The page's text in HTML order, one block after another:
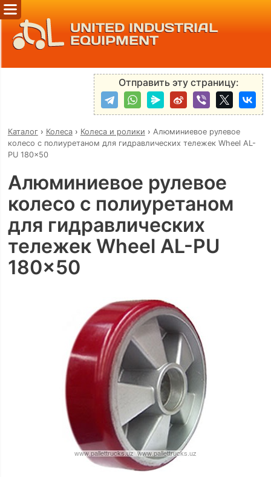
UNITED INDUSTRIAL
EQUIPMENT
Отправить эту страницу:
Каталог› Колеса› Колеса и ролики › Алюминиевое рулевое
колесо с полиуретаном для гидравлических тележек Wheel AL-
PU 180x50
Алюминиевое рулевое
колесо с полиуретаном
для гидравлических
тележек Wheel AL-PU
180x50